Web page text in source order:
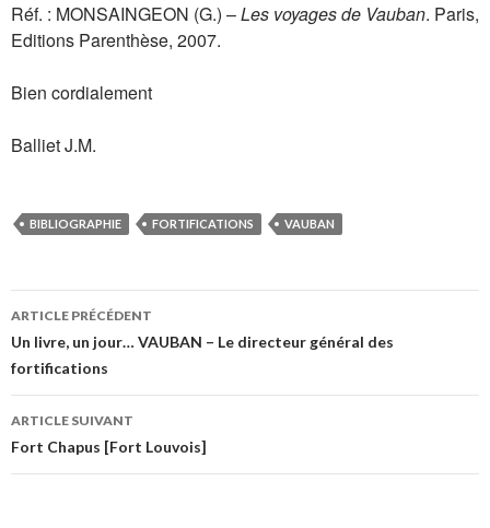
Réf. : MONSAINGEON (G.) –Les voyages de Vauban. Paris,
Editions Parenthèse, 2007.
Bien cordialement
Balliet J.M.
BIBLIOGRAPHIE FORTIFICATIONS VAUBAN
Navigation
des
articles
ARTICLE PRÉCÉDENT
Un livre, un jour… VAUBAN – Le directeur général des
fortifications
ARTICLE SUIVANT
Fort Chapus [Fort Louvois]